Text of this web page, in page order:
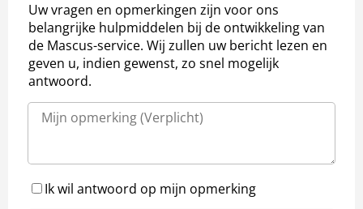
Uw vragen en opmerkingen zijn voor ons
belangrijke hulpmiddelen bij de ontwikkeling van
de Mascus-service. Wij zullen uw bericht lezen en
geven u, indien gewenst, zo snel mogelijk
antwoord.
Ik wil antwoord op mijn opmerking